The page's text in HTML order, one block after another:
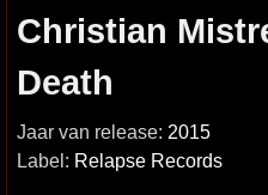
Christian
Death
Jaar van release: 2015
Label: Relapse Records